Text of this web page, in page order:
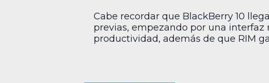
Cabe recordar que BlackBerry 10
previas, empezando por una
productividad, además de que RIM